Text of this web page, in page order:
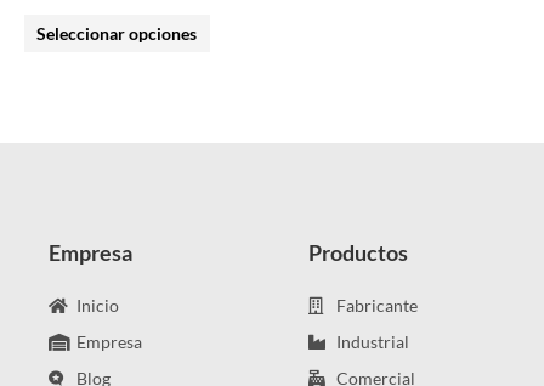
Seleccionar opciones
Empresa
Inicio
Empresa
Blog
Productos
Fabricante
Industrial
Comercial